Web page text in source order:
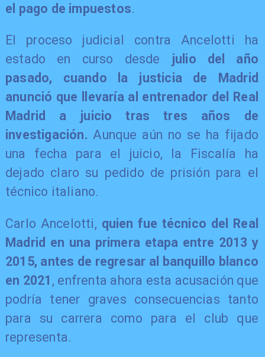
el pago de impuestos.
El proceso judicial contra Ancelotti ha
estado en curso desde julio del año
pasado, cuando la justicia de Madrid
anunció que llevaría al entrenador del Real
Madrid a juicio tras tres años de
investigación. Aunque aún no se ha fijado
una fecha para el juicio, la Fiscalía ha
dejado claro su pedido de prisión para el
técnico italiano.
Carlo Ancelotti, quien fue técnico del Real
Madrid en una primera etapa entre 2013 y
2015, antes de regresar al banquillo blanco
en 2021 , enfrenta ahora esta acusación que
podría tener graves consecuencias tanto
para su carrera como para el club que
representa.